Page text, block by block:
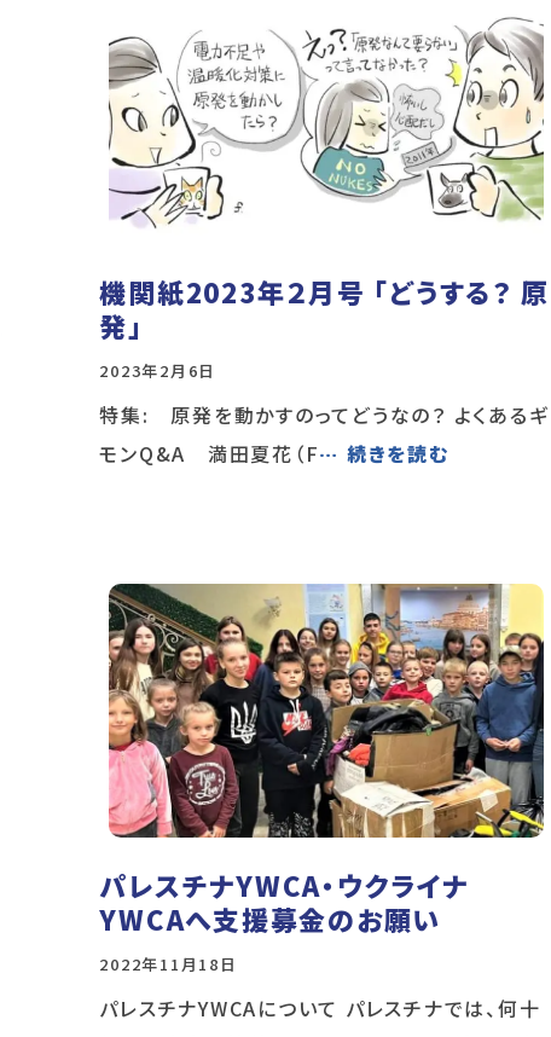
機関紙2023年２月号 「どうする？ 原
発」
2023年2月6日
特集: 原発を動かすのってどうなの？ よくあるギ
モンQ&A 満田夏花（F… 続きを読む
パレスチナYWCA・ウクライナ
YWCAへ支援募金のお願い
2022年11月18日
パレスチナYWCAについて パレスチナでは、何十